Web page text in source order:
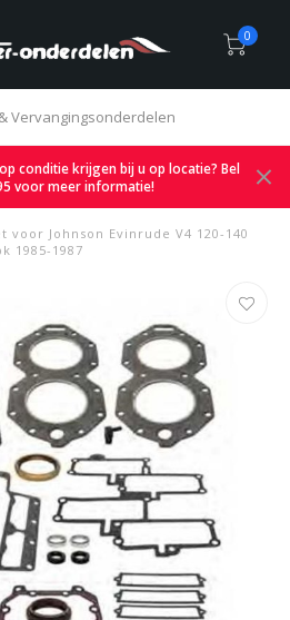
0
Vervangingsonderdelen
conditie krijgen bij u op locatie? Bel
voor meer informatie!
voor Johnson Evinrude V4 120-140
1985-1987